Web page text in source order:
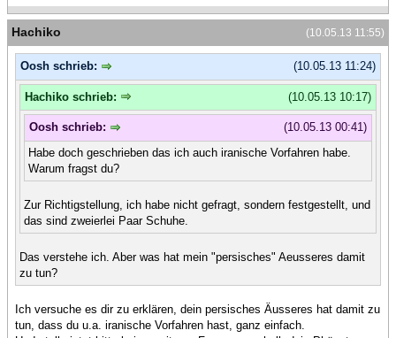
(10.05.13 11:55)
Hachiko
(10.05.13 11:24)
Oosh schrieb:
(10.05.13 10:17)
Hachiko schrieb:
(10.05.13 00:41)
Oosh schrieb:
Habe doch geschrieben das ich auch iranische Vorfahren habe.
Warum fragst du?
Zur Richtigstellung, ich habe nicht gefragt, sondern festgestellt, und
das sind zweierlei Paar Schuhe.
Das verstehe ich. Aber was hat mein "persisches" Aeusseres damit
zu tun?
Ich versuche es dir zu erklären, dein persisches Äusseres hat damit zu
tun, dass du u.a. iranische Vorfahren hast, ganz einfach.